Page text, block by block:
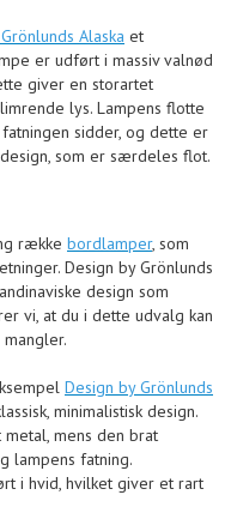
Alaska et
er udført i massiv valnød
giver en storartet
lys. Lampens flotte
sidder, og dette er
som er særdeles flot.
række bordlamper, som
Design by Grönlunds
design som
vi, at du i dette udvalg kan
Design by Grönlunds
minimalistisk design.
mens den brat
lampens fatning.
i hvid, hvilket giver et rart